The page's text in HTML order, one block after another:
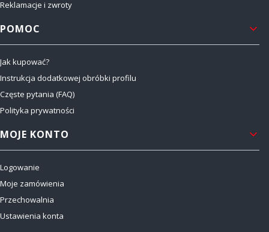
Reklamacje i zwroty
POMOC
Jak kupować?
Instrukcja dodatkowej obróbki profilu
Częste pytania (FAQ)
Polityka prywatności
MOJE KONTO
Logowanie
Moje zamówienia
Przechowalnia
Ustawienia konta